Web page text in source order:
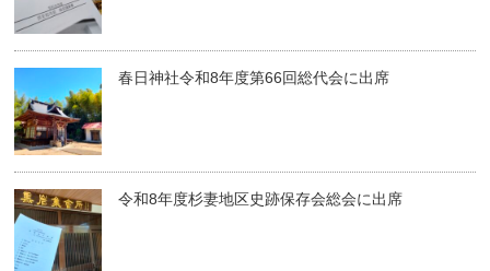
春日神社令和8年度第66回総代会に出席
令和8年度杉妻地区史跡保存会総会に出席